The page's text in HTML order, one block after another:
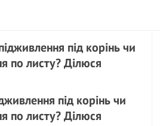
під корінь чи
по листу? Ділюся